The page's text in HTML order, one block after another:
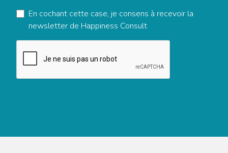
En cochant cette case, je consens à recevoir la
newsletter de Happiness Consult